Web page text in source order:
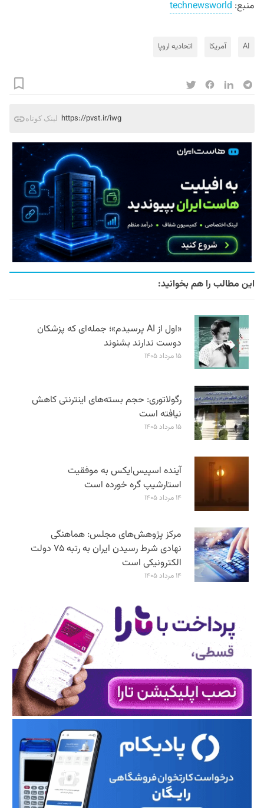
منبع: technewsworld
AI آمریکا اتحادیه اروپا
لینک کوتاه https://pvst.ir/iwg
این مطالب را هم بخوانید:
«اول از AI پرسیدم»؛ جمله‌ای که پزشکان
دوست ندارند بشنوند
۱۵ مرداد ۱۴۰۵
رگولاتوری: حجم بسته‌های اینترنتی کاهش
نیافته است
۱۵ مرداد ۱۴۰۵
آینده اسپیس‌ایکس به موفقیت
استارشیپ گره خورده است
۱۴ مرداد ۱۴۰۵
مرکز پژوهش‌های مجلس: هماهنگی
نهادی شرط رسیدن ایران به رتبه ۷۵ دولت
الکترونیکی است
۱۴ مرداد ۱۴۰۵